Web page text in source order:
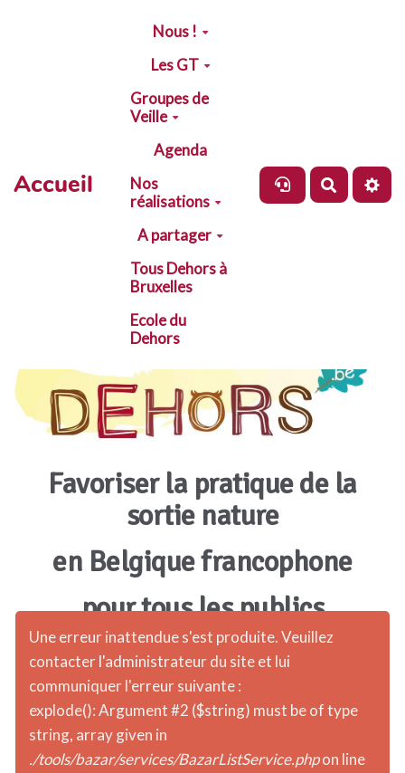
Aller au contenu principal
Accueil
Nous !
Les GT
Groupes de
Veille
Agenda
Nos
réalisations
A partager
Tous Dehors à
Bruxelles
Ecole du
Dehors
Favoriser la pratique de la
sortie nature
en Belgique francophone
pour tous les publics
Une erreur inattendue s'est produite. Veuillez
contacter l'administrateur du site et lui
communiquer l'erreur suivante :
explode(): Argument #2 ($string) must be of type
string, array given in
./tools/bazar/services/BazarListService.phpon line